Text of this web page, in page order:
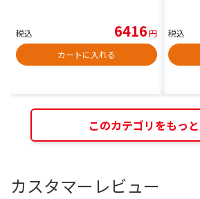
税込 6416円
カートに入れる
税込
このカテゴリをもっ
カスタマーレビュー